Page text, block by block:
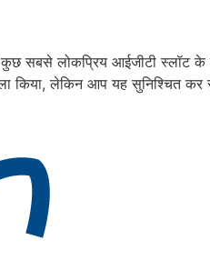
कुछ सबसे लोकप्रिय आईजीटी स्लॉट
किया, लेकिन आप यह सुनिश्चित